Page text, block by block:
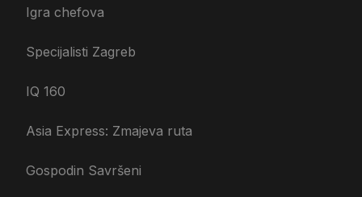
Igra chefova
Specijalisti Zagreb
IQ 160
Asia Express: Zmajeva ruta
Gospodin Savršeni